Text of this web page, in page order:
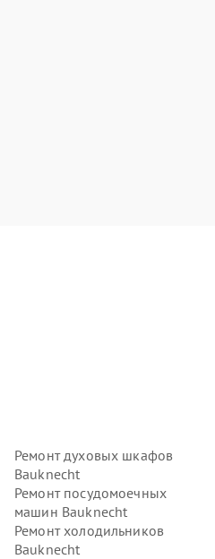
Ремонт духовых шкафов
Bauknecht
Ремонт посудомоечных
машин Bauknecht
Ремонт холодильников
Bauknecht